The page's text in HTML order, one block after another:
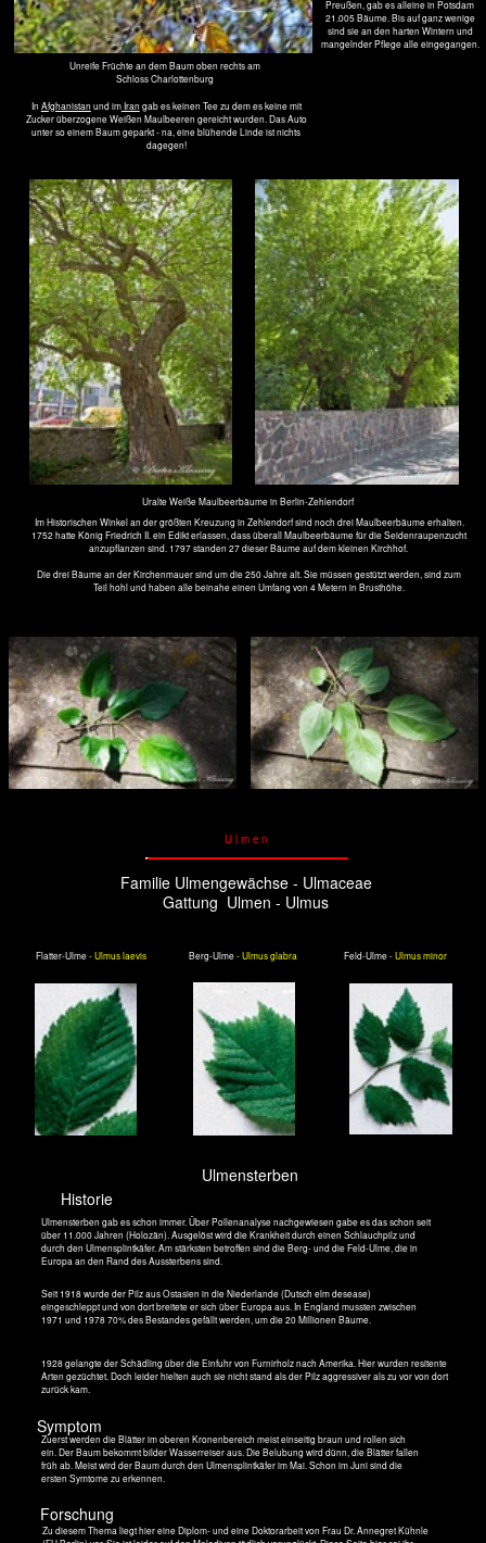
Ulmensterben
Historie
Ulmensterben gab es schon immer. Über Pollenanalyse nachgewiesen gabe es das schon seit
über 11.000 Jahren (Holozän). Ausgelöst wird die Krankheit durch einen Schlauchpilz und
Europa an den Rand des Aussterbens sind.
1971 und 1978 70% des Bestandes gefällt werden, um die 20 Millionen Bäume.
1928 gelangte der Schädling über die Einfuhr von Furnirholz nach Amerika. Hier wurden resitente
Arten gezüchtet. Doch leider hielten auch sie nicht stand als der Pilz aggressiver als zu vor von dort
Symptom
e
Zuerst werden die Blätter im oberen Kronenbereich meist einseitig braun und rollen sich
ein. Der Baum bekommt bilder Wasserreiser aus. Die Belubung wird dünn, die Blätter fallen
früh ab. Meist wird der Baum durch den Ulmensplintkäfer im Mai. Schon im Juni sind die
ersten Symtome zu erkennen.
Forschung
Zu diesem Thema liegt hier eine Diplom- und eine Doktorarbeit von Frau Dr. Annegret Kühnle
(FU Berlin) vor. Sie ist leider auf den Malediven tödlich verunglückt. Diese Seite hier sei ihr
gewidmet. Der Titel der Diplomarbeit vom Dezember 2006 lautet:
EINFLUSS INDUZIERTER SYNOMONE* DER Feld-Ulme (ULMUS MINOR) AUF DIE
WIRTSFINDUNG EINES SPEZIALISIERTEN EIPARASITOIDEN* (OOMYZUS
GALLERUCAE) UND DIE EIABLAGE SEINES HERBIVOREN* WIRTES
(XANTHOGALERUCA LUTEOLA)
*SYNOMONE - Botenstoff, Übertragung von Signalen
*EIPARASITOIDEN - Insekt, das Parasiten überträgt die für den Wirt tötöich sind
*HERBIVOREN - Planzenfresser
Um das Ulmensterben einmal wirkungsvoll bekämpfen zu können, ist noch viel zu erforschen.
Dieser Arbeit trägt dazu bei. Hier wird untersucht wie die Parasiten, die dem Wirt - also der Ulme
- den Tod bringen (Parasitoide), auf den pflanzenfessenden Insekten ihren Wirt finden. Und
zwar im Nah- und im Fernbereich, im Freiland und im Labor.
Im Fernbereich erkennt der Käfer den Duft der Ulmen und bringt den Parasit dort hin. Aber
wie orientiert sich dann der Parasit im Nahbereich? Dadrüber war bisher wenig bekannt und
wird hier erforscht. Welche Botenstoffe spielen dabei eine Rolle? Es kann sich um
Fraßspuren, um Kot, um Eigelege oder ähnlichem handeln.
Das untersuchte System:
Feld-Ulme Ulmenblattkäfer Parasitoid auf Eiablage
Ulmus minor Xanthogaleruca luteola Oomyzus gallercae
Die Arbeit
Akribische Untersuchungen unter Berücksichtigung der aktuellen Forschungen enden in schwer
zulesenden langen Texten und vielen Kurven und Tabellen. In Laboren wurden in Glasbehältern
einerseits Beobachtungen gemacht, wie sie sich orientieren, wo die Ulmensplintkäfer bevorzugt am
Baum ihre Eier ablegen, welche Wege sie auf den Blättern zurück legen und wie sie die Distanzen
überwinden: fliegend oder laufend.
Anderseits werden die Duftstoffe, die die Pflanze bei Gefahr abgibt, aufgefangen und chemisch
analysiert. Es ist schade, im Rahmen dieser Seite hier nicht näher auf diese Diplom- und
Doktorarbeit eingehen zu können. Schließlich geht es hier mehr um die Fotografien der schönen
mag daran liegen, dass weit und breit keine
Das Schloss hatte 1797 der Kronprinz, der
spätere König Friedrich Wilhelm I. erworben
und es in den Sommermonaten mit seiner
schönen Frau, der aufgeweckten Königin
Luise von Mecklenburg-Strelitz, bis zu ihrem
Tod 1810 bewohnt.
Die Feld-Ulme hat in Brusthöhe einen
Umfang von 3,80 m. Sie ist ungefähr 26 m
Das erste abgeflückte Blatt der Feld-Ulme zeigte gleich einen Fressfeind. Wahrscheinlich ist es eine Grüne
Stinkwanze Palomena prasina
Ulme und ihre Krone sieht aber nicht krank aus.
Berg-Ulme - Ulmus glabra